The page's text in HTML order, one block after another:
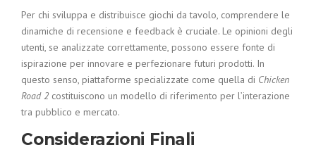
Per chi sviluppa e distribuisce giochi da tavolo, comprendere le
dinamiche di recensione e feedback è cruciale. Le opinioni degli
utenti, se analizzate correttamente, possono essere fonte di
ispirazione per innovare e perfezionare futuri prodotti. In
questo senso, piattaforme specializzate come quella di Chicken
Road 2 costituiscono un modello di riferimento per l’interazione
tra pubblico e mercato.
Considerazioni Finali